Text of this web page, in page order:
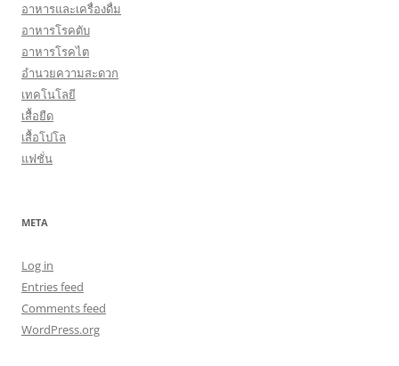
อาหารและเครื่องดื่ม
อาหารโรคตับ
อาหารโรคไต
อำนวยความสะดวก
เทคโนโลยี
เสื้อยืด
เสื้อโปโล
แฟชั่น
META
Log in
Entries feed
Comments feed
WordPress.org